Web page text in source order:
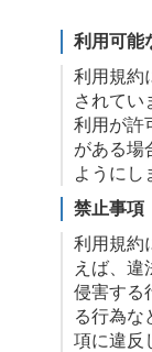
利用可能
利用規約
されてい
利用が許
がある場
ようにし
禁止事項
利用規約
えば、違
侵害する
る行為な
項に違反